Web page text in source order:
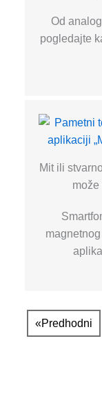
Od
pogledajte
Mit ili
može
«Predhodni